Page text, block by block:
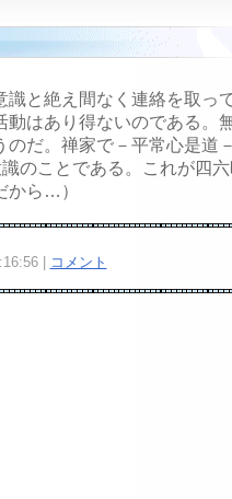
と絶え間なく連絡を取っ
動はあり得ないのである。
だ。禅家で－平常心是道
のことである。これが四
から…）
| コメント